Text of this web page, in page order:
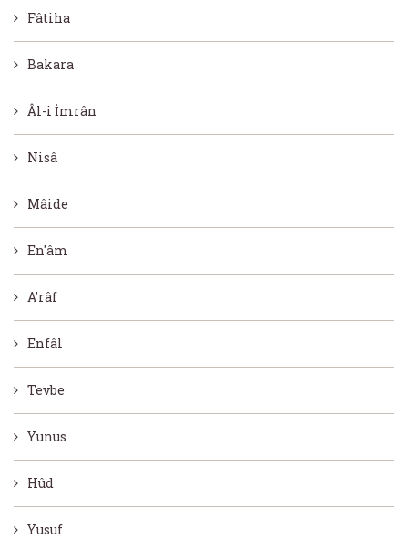
Fâtiha
Bakara
Âl-i İmrân
Nisâ
Mâide
En'âm
A'râf
Enfâl
Tevbe
Yunus
Hûd
Yusuf